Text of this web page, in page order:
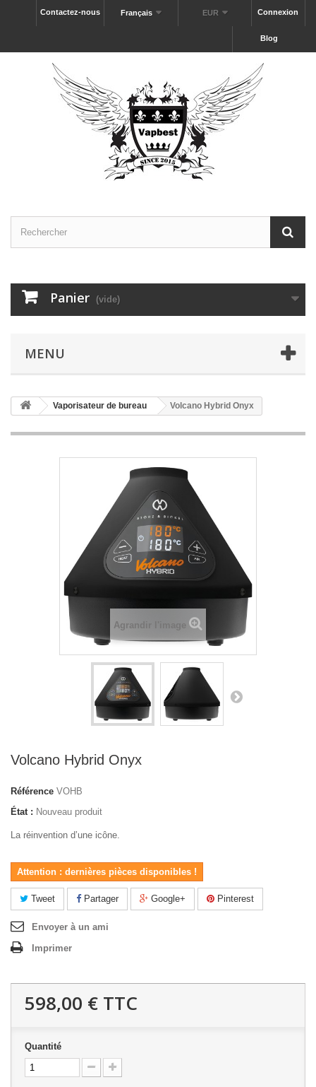
Connexion
EUR
Français
Contactez-nous
Blog
Panier (vide)
MENU
Vaporisateur de bureau Volcano Hybrid Onyx
Agrandir l'image
Volcano Hybrid Onyx
Référence VOHB
État : Nouveau produit
La réinvention d’une icône.
Attention : dernières pièces disponibles !
Tweet Partager Google+ Pinterest
Envoyer à un ami
Imprimer
598,00 € TTC
Quantité